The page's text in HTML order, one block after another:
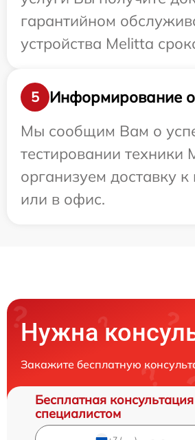
гарантийном
устройства Melitta
5
Информирование о
Мы сообщим Вам о
тестировании техники
организуем доставку
или в офис.
Нужна
Закажите бесплатную
Бесплатная
специалистом